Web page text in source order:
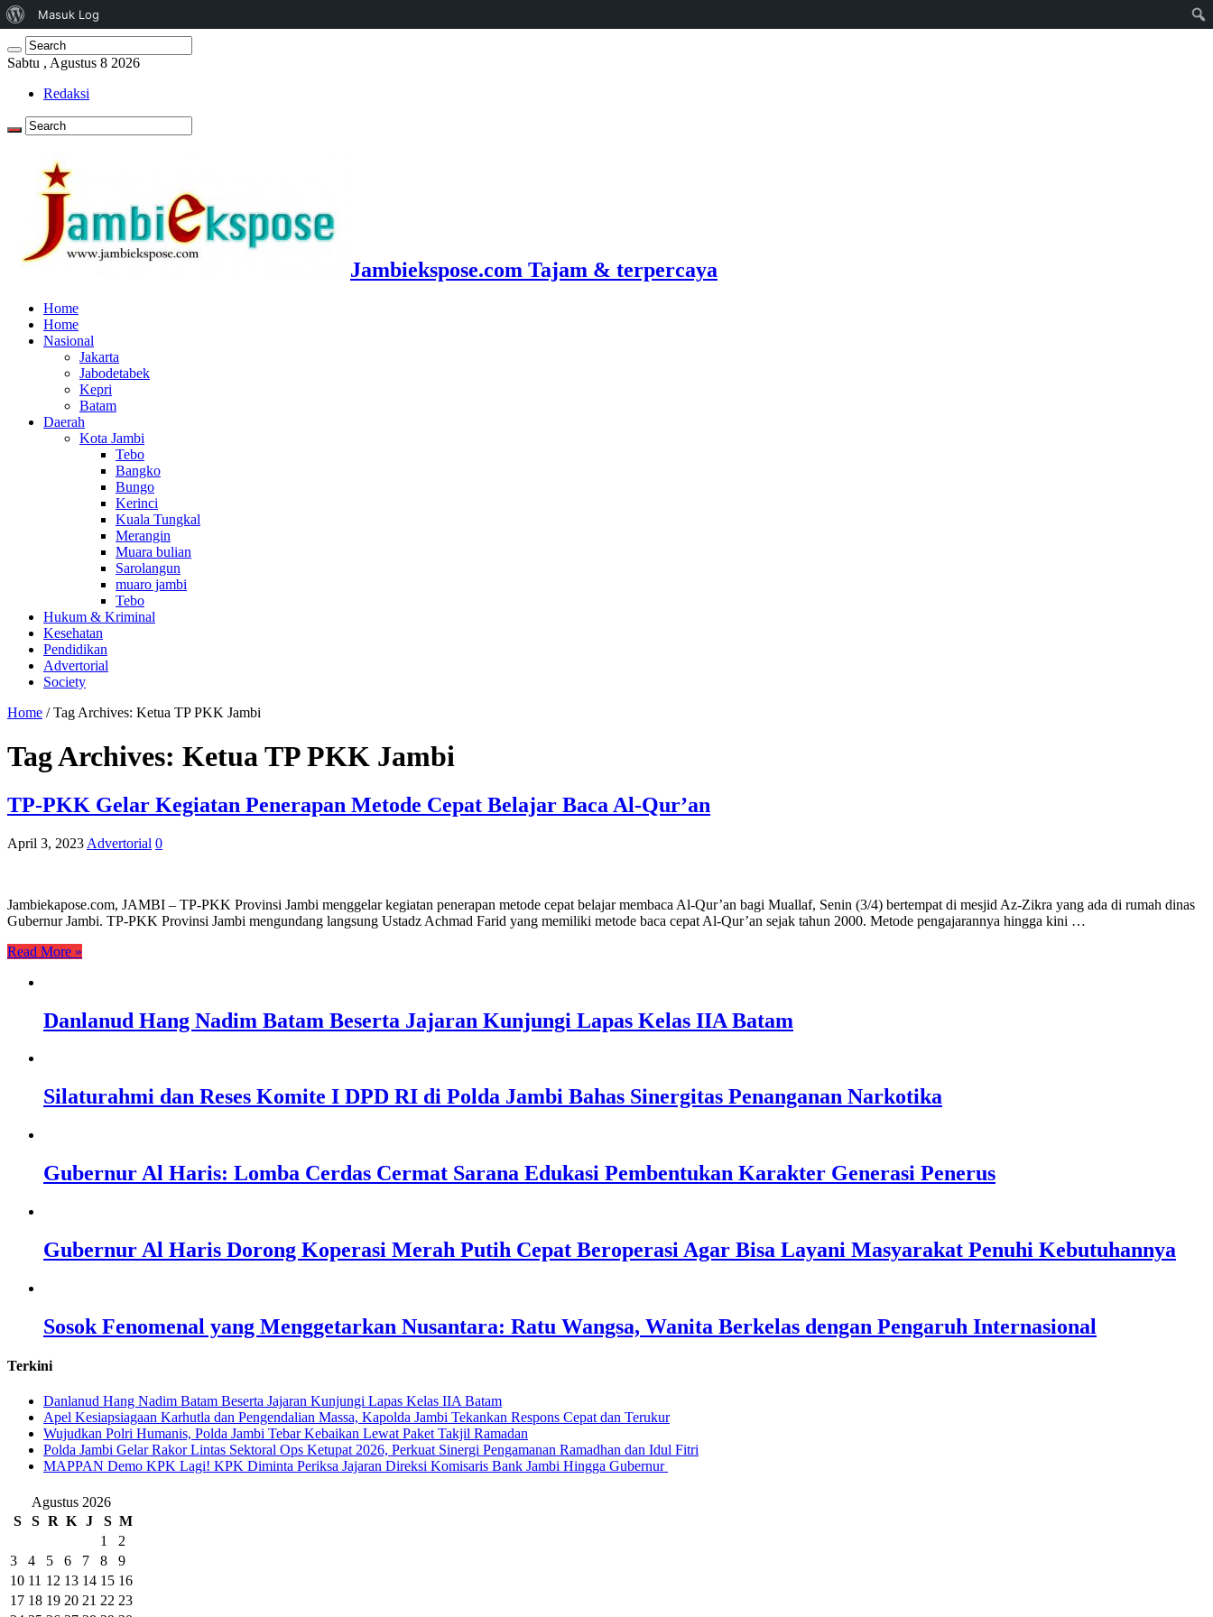
Sabtu , Agustus 8 2026
Redaksi
Jambiekspose.com Tajam & terpercaya
Home
Home
Nasional
Jakarta
Jabodetabek
Kepri
Batam
Daerah
Kota Jambi
Tebo
Bangko
Bungo
Kerinci
Kuala Tungkal
Merangin
Muara bulian
Sarolangun
muaro jambi
Tebo
Hukum & Kriminal
Kesehatan
Pendidikan
Advertorial
Society
Home / Tag Archives: Ketua TP PKK Jambi
Tag Archives: Ketua TP PKK Jambi
TP-PKK Gelar Kegiatan Penerapan Metode Cepat Belajar Baca Al-Qur’an
April 3, 2023 Advertorial 0
Jambiekapose.com, JAMBI – TP-PKK Provinsi Jambi menggelar kegiatan penerapan metode cepat belajar membaca Al-Qur’an bagi Muallaf, Senin (3/4) bertempat di mesjid Az-Zikra yang ada di rumah dinas
Gubernur Jambi. TP-PKK Provinsi Jambi mengundang langsung Ustadz Achmad Farid yang memiliki metode baca cepat Al-Qur’an sejak tahun 2000. Metode pengajarannya hingga kini …
Read More »
Danlanud Hang Nadim Batam Beserta Jajaran Kunjungi Lapas Kelas IIA Batam
Silaturahmi dan Reses Komite I DPD RI di Polda Jambi Bahas Sinergitas Penanganan Narkotika
Gubernur Al Haris: Lomba Cerdas Cermat Sarana Edukasi Pembentukan Karakter Generasi Penerus
Gubernur Al Haris Dorong Koperasi Merah Putih Cepat Beroperasi Agar Bisa Layani Masyarakat Penuhi Kebutuhannya
Sosok Fenomenal yang Menggetarkan Nusantara: Ratu Wangsa, Wanita Berkelas dengan Pengaruh Internasional
Terkini
Danlanud Hang Nadim Batam Beserta Jajaran Kunjungi Lapas Kelas IIA Batam
Apel Kesiapsiagaan Karhutla dan Pengendalian Massa, Kapolda Jambi Tekankan Respons Cepat dan Terukur
Wujudkan Polri Humanis, Polda Jambi Tebar Kebaikan Lewat Paket Takjil Ramadan
Polda Jambi Gelar Rakor Lintas Sektoral Ops Ketupat 2026, Perkuat Sinergi Pengamanan Ramadhan dan Idul Fitri
‎MAPPAN Demo KPK Lagi! KPK Diminta Periksa Jajaran Direksi Komisaris Bank Jambi Hingga Gubernur ‎
Agustus 2026
S
S R K J S M
1
2
3
4 5 6 7 8
9
10 11 12 13 14 15 16
17 18 19 20 21 22 23
Tentang
WordPress
Masuk Log